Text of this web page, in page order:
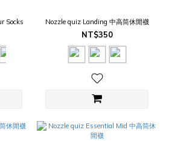
Socks Nozzle quiz Landing 中高筒休閒襪
NT$350